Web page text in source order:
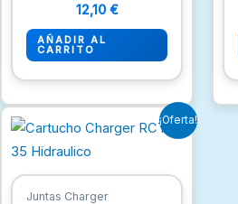
12,10 €
AÑADIR AL
CARRITO
¡Oferta!
Juntas Charger
precio
15,73 €.
precio
13,31 €.